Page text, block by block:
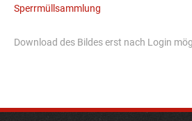
Sperrmüllsammlung
Download des Bildes erst nach Login